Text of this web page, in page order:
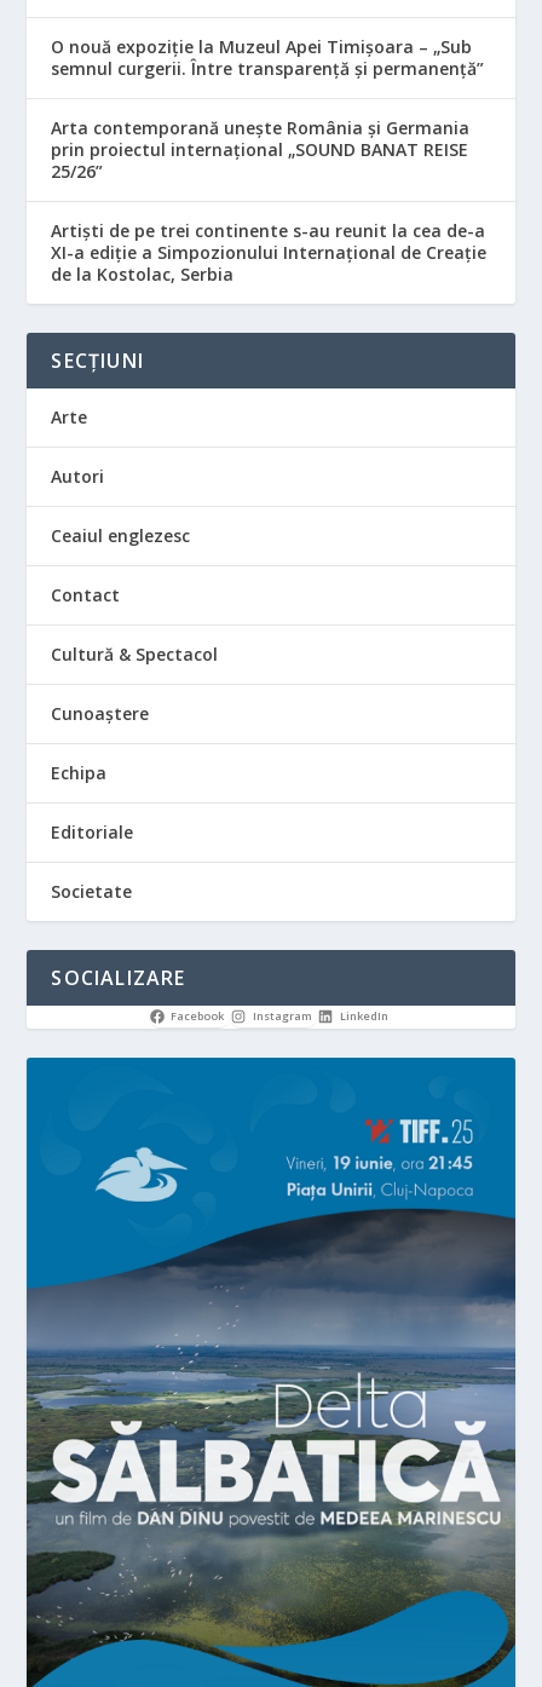
O nouă expoziție la Muzeul Apei Timișoara – „Sub
semnul curgerii. Între transparență și permanență”
Arta contemporană unește România și Germania
prin proiectul internațional „SOUND BANAT REISE
25/26”
Artiști de pe trei continente s-au reunit la cea de-a
XI-a ediție a Simpozionului Internațional de Creație
de la Kostolac, Serbia
SECȚIUNI
Arte
Autori
Ceaiul englezesc
Contact
Cultură & Spectacol
Cunoaștere
Echipa
Editoriale
Societate
SOCIALIZARE
Facebook Instagram LinkedIn